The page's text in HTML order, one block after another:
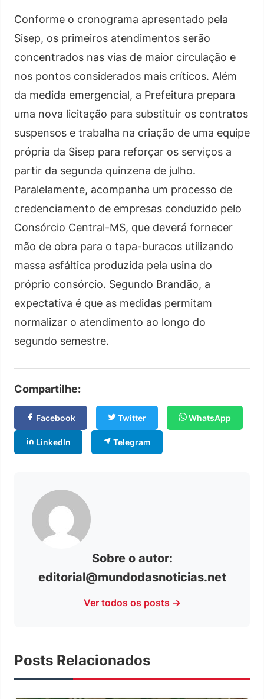
Conforme o cronograma apresentado pela
Sisep, os primeiros atendimentos serão
concentrados nas vias de maior circulação e
nos pontos considerados mais críticos. Além
da medida emergencial, a Prefeitura prepara
uma nova licitação para substituir os contratos
suspensos e trabalha na criação de uma equipe
própria da Sisep para reforçar os serviços a
partir da segunda quinzena de julho.
Paralelamente, acompanha um processo de
credenciamento de empresas conduzido pelo
Consórcio Central-MS, que deverá fornecer
mão de obra para o tapa-buracos utilizando
massa asfáltica produzida pela usina do
próprio consórcio. Segundo Brandão, a
expectativa é que as medidas permitam
normalizar o atendimento ao longo do
segundo semestre.
Compartilhe:
Facebook Twitter WhatsApp
LinkedIn Telegram
Sobre o autor:
editorial@mundodasnoticias.net
Ver todos os posts →
Posts Relacionados